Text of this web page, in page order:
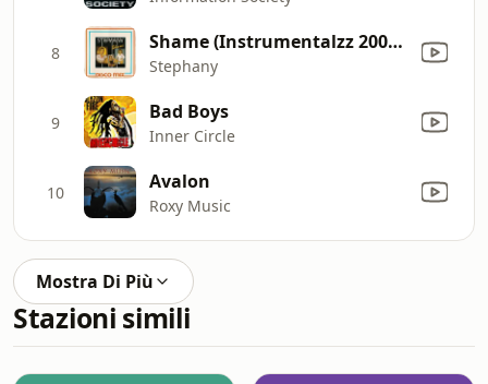
8 Shame (Instrumentalzz 20002)
Stephany
9 Bad Boys
Inner Circle
10 Avalon
Roxy Music
Mostra Di Più
Stazioni simili